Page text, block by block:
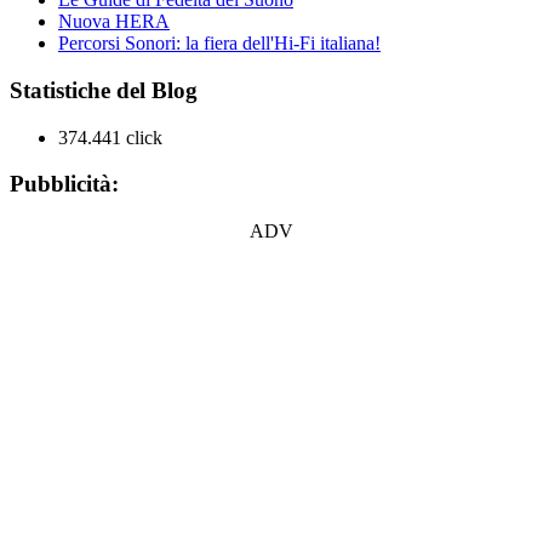
Nuova HERA
Percorsi Sonori: la fiera dell'Hi-Fi italiana!
Statistiche del Blog
374.441 click
Pubblicità:
ADV